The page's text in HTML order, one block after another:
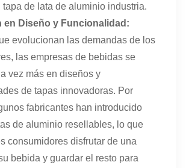
tapa de lata de aluminio industria.
en Diseño y Funcionalidad:
evolucionan las demandas de los
las empresas de bebidas se
vez más en diseños y
de tapas innovadoras. Por
fabricantes han introducido
de aluminio resellables, lo que
consumidores disfrutar de una
bebida y guardar el resto para